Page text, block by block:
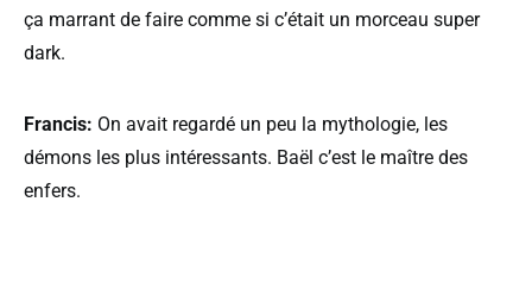
ça marrant de faire comme si c’était un morceau super
dark.
Francis: On avait regardé un peu la mythologie, les
démons les plus intéressants. Baël c’est le maître des
enfers.